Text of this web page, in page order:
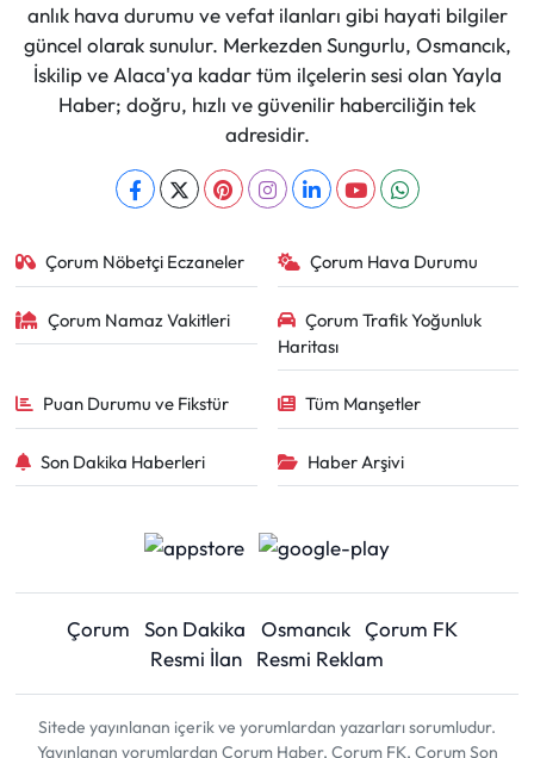
anlık hava durumu ve vefat ilanları gibi hayati bilgiler
güncel olarak sunulur. Merkezden Sungurlu, Osmancık,
İskilip ve Alaca'ya kadar tüm ilçelerin sesi olan Yayla
Haber; doğru, hızlı ve güvenilir haberciliğin tek
adresidir.
Çorum Nöbetçi Eczaneler Çorum Hava Durumu
Çorum Namaz Vakitleri
Çorum Trafik Yoğunluk
Haritası
Puan Durumu ve Fikstür Tüm Manşetler
Son Dakika Haberleri Haber Arşivi
Çorum Son Dakika Osmancık Çorum FK
Resmi İlan
Resmi Reklam
Sitede yayınlanan içerik ve yorumlardan yazarları sorumludur.
Yayınlanan yorumlardan Çorum Haber, Çorum FK, Çorum Son